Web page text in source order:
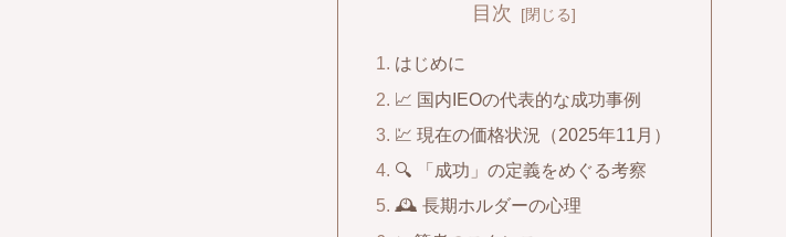
目次
はじめに
📈 国内IEOの代表的な成功事例
💹 現在の価格状況（2025年11月）
🔍 「成功」の定義をめぐる考察
🕰 長期ホルダーの心理